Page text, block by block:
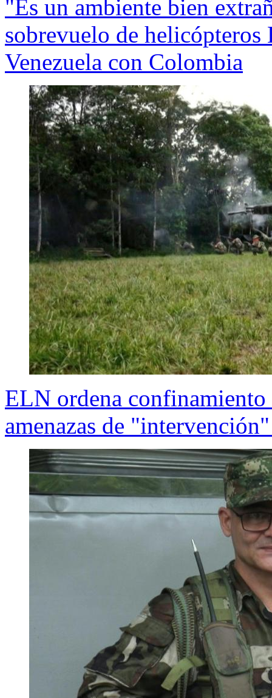
"Es un ambiente bien
sobrevuelo de
Venezuela con Colombia
ELN ordena
amenazas de